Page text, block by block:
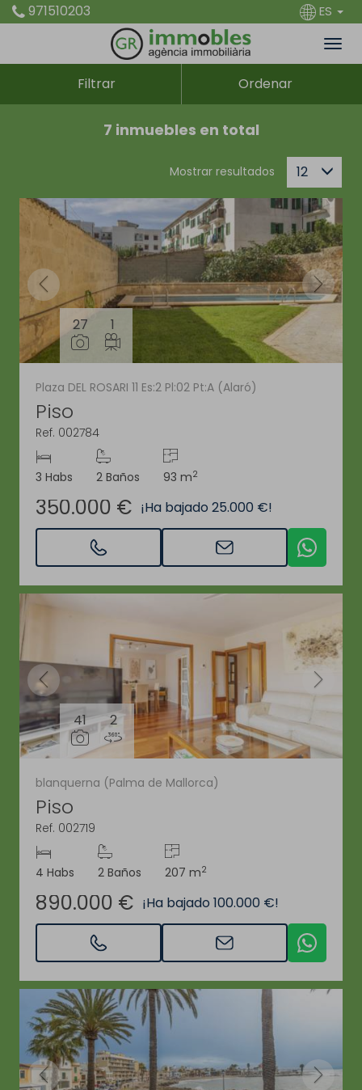
971510203 ES
Filtrar Ordenar
7 inmuebles en total
Mostrar resultados 12
27 1
Plaza DEL ROSARI 11 Es:2 Pl:02 Pt:A (Alaró)
Piso
Ref. 002784
3 Habs 2 Baños 93 m2
350.000 € ¡Ha bajado 25.000 €!
41 2
blanquerna (Palma de Mallorca)
Piso
Ref. 002719
4 Habs 2 Baños 207 m2
890.000 € ¡Ha bajado 100.000 €!